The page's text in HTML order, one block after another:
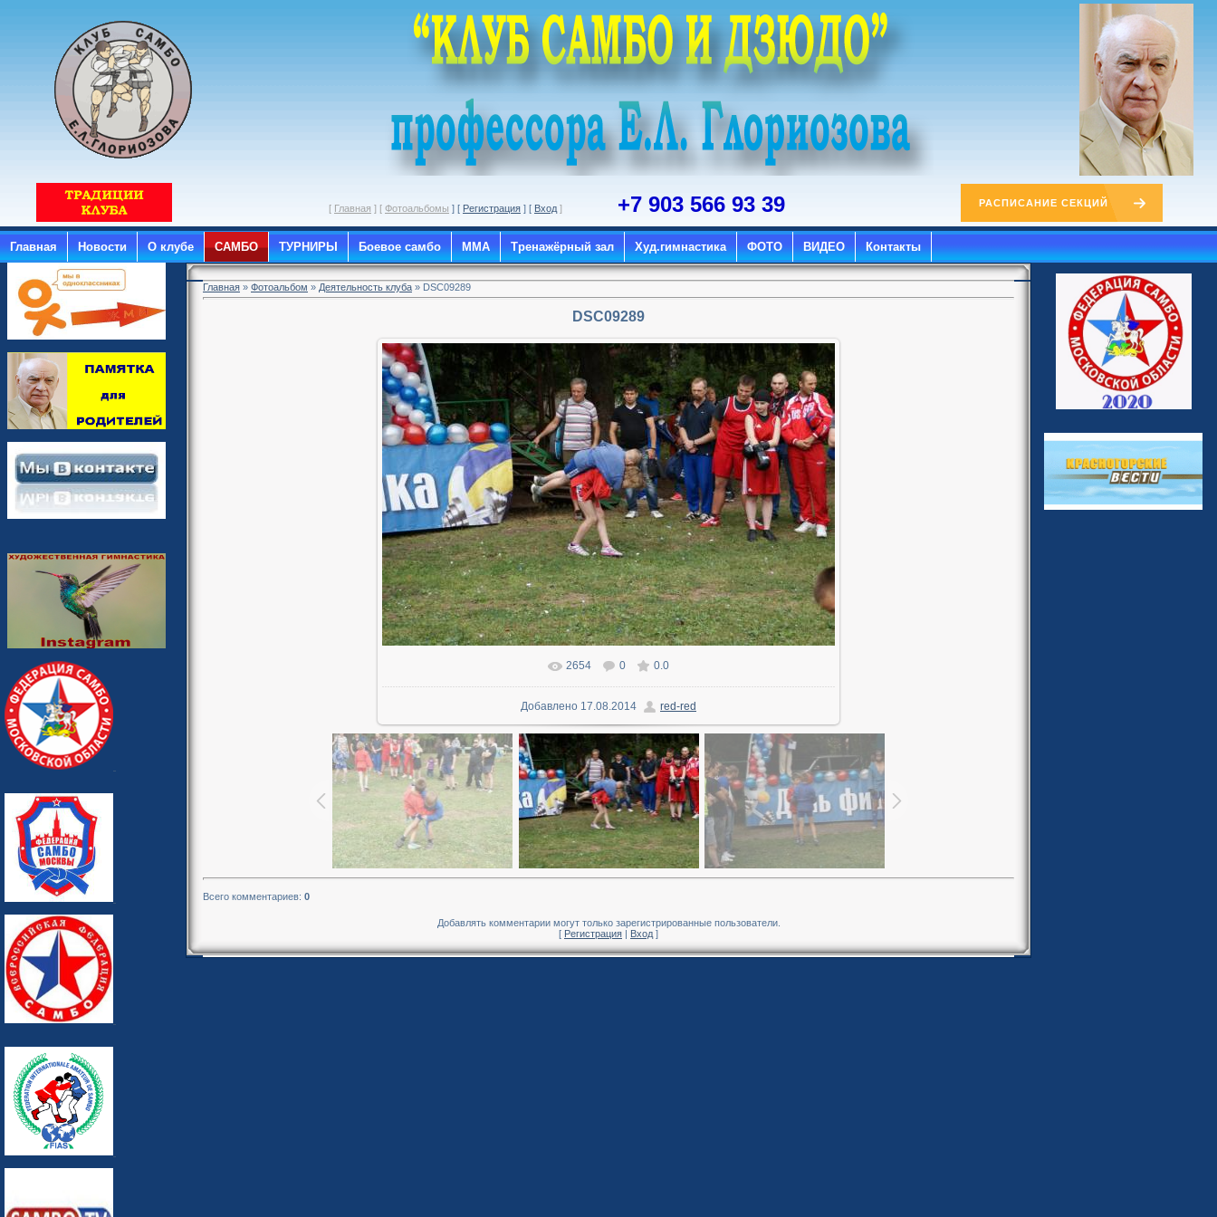
[ Главная ] [ Фотоальбомы ] [ Регистрация ] [ Вход ] +7 903 566 93 39 РАСПИСАНИЕ СЕКЦИЙ
Главная Новости О клубе САМБО ТУРНИРЫ Боевое самбо ММА Тренажёрный зал Худ.гимнастика ФОТО ВИДЕО Контакты
Главная » Фотоальбом » Деятельность клуба » DSC09289
DSC09289
В реальном размере 1600x1071
2654 0 0.0
Добавлено 17.08.2014 red-red
Всего комментариев: 0
Добавлять комментарии могут только зарегистрированные пользователи.
[ Регистрация | Вход ]